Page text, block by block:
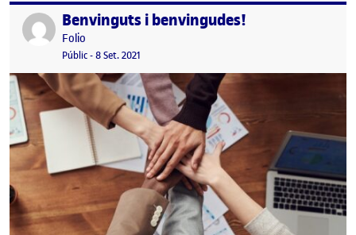
Publicat perBenvinguts i benvingudes!
Publicat per
Folio
Visibilitat:
Públic-Data de publicació
8 Set. 2021